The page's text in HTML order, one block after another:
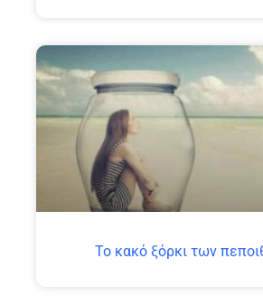
Το κακό ξόρκι των